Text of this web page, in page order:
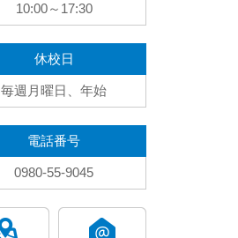
10:00～17:30
休校日
毎週月曜日、年始
電話番号
0980-55-9045